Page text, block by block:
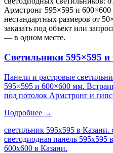
Армстронг 595×595 и
нестандартных размеров от
заказать под объект или
— в одном месте.
Светильники 595×595 и
Панели и растровые
595×595 и 600×600 мм.
под потолок Армстронг и
Подробнее →
светильник 595х595 в
светодиодная панель 595х595
600х600 в Казани.